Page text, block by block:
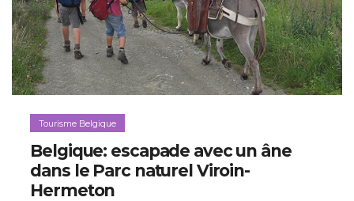
Tourisme Belgique
Belgique: escapade avec un âne
dans le Parc naturel Viroin-
Hermeton